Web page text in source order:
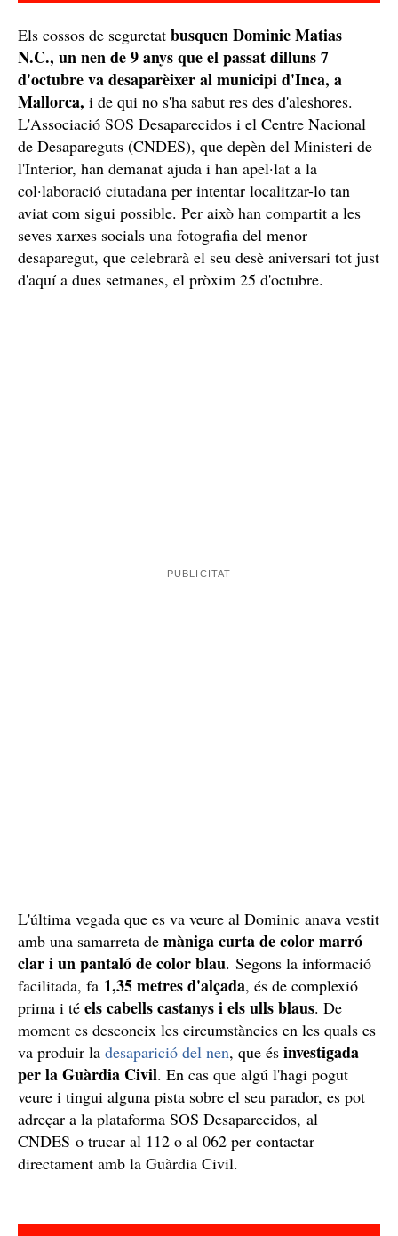
Els cossos de seguretat busquen Dominic Matias
N.C., un nen de 9 anys que el passat dilluns 7
d'octubre va desaparèixer al municipi d'Inca, a
Mallorca, i de qui no s'ha sabut res des d'aleshores.
L'Associació SOS Desaparecidos i el Centre Nacional
de Desapareguts (CNDES), que depèn del Ministeri de
l'Interior, han demanat ajuda i han apel·lat a la
col·laboració ciutadana per intentar localitzar-lo tan
aviat com sigui possible. Per això han compartit a les
seves xarxes socials una fotografia del menor
desaparegut, que celebrarà el seu desè aniversari tot just
d'aquí a dues setmanes, el pròxim 25 d'octubre.
L'última vegada que es va veure al Dominic anava vestit
amb una samarreta de màniga curta de color marró
clar i un pantaló de color blau. Segons la informació
facilitada, fa 1,35 metres d'alçada, és de complexió
prima i té els cabells castanys i els ulls blaus. De
moment es desconeix les circumstàncies en les quals es
va produir la desaparició del nen, que és investigada
per la Guàrdia Civil. En cas que algú l'hagi pogut
veure i tingui alguna pista sobre el seu parador, es pot
adreçar a la plataforma SOS Desaparecidos, al
CNDES o trucar al 112 o al 062 per contactar
directament amb la Guàrdia Civil.